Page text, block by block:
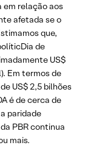
relação aos
afetada se o
que,
de
US$
Em termos de
US$ 2,5 bilhões
é de cerca de
paridade
PBR continua
mais.